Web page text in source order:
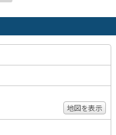
地図を表示